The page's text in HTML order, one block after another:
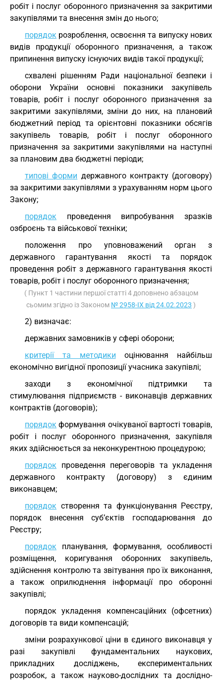
робіт і послуг оборонного призначення за закритими
закупівлями та внесення змін до нього;
порядок розроблення, освоєння та випуску нових
видів продукції оборонного призначення, а також
припинення випуску існуючих видів такої продукції;
схвалені рішенням Ради національної безпеки і
оборони України основні показники закупівель
товарів, робіт і послуг оборонного призначення за
закритими закупівлями, зміни до них, на плановий
бюджетний період та орієнтовні показники обсягів
закупівель товарів, робіт і послуг оборонного
призначення за закритими закупівлями на наступні
за плановим два бюджетні періоди;
типові форми державного контракту (договору)
за закритими закупівлями з урахуванням норм цього
Закону;
порядок проведення випробування зразків
озброєнь та військової техніки;
положення про уповноважений орган з
державного гарантування якості та порядок
проведення робіт з державного гарантування якості
товарів, робіт і послуг оборонного призначення;
( Пункт 1 частини першої статті 4 доповнено абзацом
сьомим згідно із Законом № 2958-IX від 24.02.2023 )
2) визначає:
державних замовників у сфері оборони;
критерії та методики оцінювання найбільш
економічно вигідної пропозиції учасника закупівлі;
заходи з економічної підтримки та
стимулювання підприємств - виконавців державних
контрактів (договорів);
порядок формування очікуваної вартості товарів,
робіт і послуг оборонного призначення, закупівля
яких здійснюється за неконкурентною процедурою;
порядок проведення переговорів та укладення
державного контракту (договору) з єдиним
виконавцем;
порядок створення та функціонування Реєстру,
порядок внесення суб’єктів господарювання до
Реєстру;
порядок планування, формування, особливості
розміщення, коригування оборонних закупівель,
здійснення контролю та звітування про їх виконання,
а також оприлюднення інформації про оборонні
закупівлі;
порядок укладення компенсаційних (офсетних)
договорів та види компенсацій;
зміни розрахункової ціни в єдиного виконавця у
разі закупівлі фундаментальних наукових,
прикладних досліджень, експериментальних
розробок, а також науково-дослідних та дослідно-